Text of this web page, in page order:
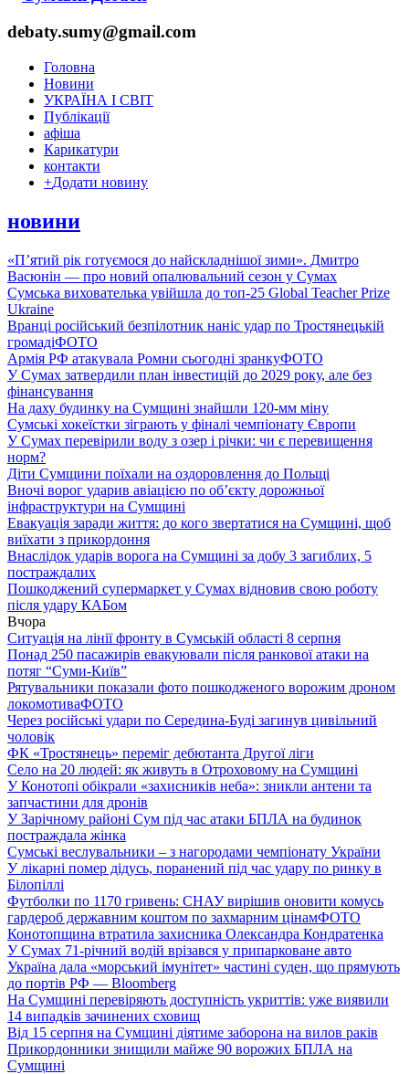
debaty.sumy@gmail.com
Головна
Новини
УКРАЇНА І СВІТ
Публікації
афіша
Карикатури
контакти
+Додати новину
новини
«П’ятий рік готуємося до найскладнішої зими». Дмитро
Васюнін — про новий опалювальний сезон у Сумах
Сумська вихователька увійшла до топ-25 Global Teacher Prize
Ukraine
Вранці російський безпілотник наніс удар по Тростянецькій
громадіФОТО
Армія РФ атакувала Ромни сьогодні зранкуФОТО
У Сумах затвердили план інвестицій до 2029 року, але без
фінансування
На даху будинку на Сумщині знайшли 120-мм міну
Сумські хокеїстки зіграють у фіналі чемпіонату Європи
У Сумах перевірили воду з озер і річки: чи є перевищення
норм?
Діти Сумщини поїхали на оздоровлення до Польщі
Вночі ворог ударив авіацією по обʼєкту дорожньої
інфраструктури на Сумщині
Евакуація заради життя: до кого звертатися на Сумщині, щоб
виїхати з прикордоння
Внаслідок ударів ворога на Сумщині за добу 3 загиблих, 5
постраждалих
Пошкоджений супермаркет у Сумах відновив свою роботу
після удару КАБом
Вчора
Ситуація на лінії фронту в Сумській області 8 серпня
Понад 250 пасажирів евакуювали після ранкової атаки на
потяг “Суми-Київ”
Рятувальники показали фото пошкодженого ворожим дроном
локомотиваФОТО
Через російські удари по Середина-Буді загинув цивільний
чоловік
ФК «Тростянець» переміг дебютанта Другої ліги
Село на 20 людей: як живуть в Отроховому на Сумщині
У Конотопі обікрали «захисників неба»: зникли антени та
запчастини для дронів
У Зарічному районі Сум під час атаки БПЛА на будинок
постраждала жінка
Сумські веслувальники – з нагородами чемпіонату України
У лікарні помер дідусь, поранений під час удару по ринку в
Білопіллі
Футболки по 1170 гривень: СНАУ вирішив оновити комусь
гардероб державним коштом по захмарним цінамФОТО
Конотопщина втратила захисника Олександра Кондратенка
У Сумах 71-річний водій врізався у припарковане авто
Україна дала «морський імунітет» частині суден, що прямують
до портів РФ — Bloomberg
На Сумщині перевіряють доступність укриттів: уже виявили
14 випадків зачинених сховищ
Від 15 серпня на Сумщині діятиме заборона на вилов раків
Прикордонники знищили майже 90 ворожих БПЛА на
Сумщині